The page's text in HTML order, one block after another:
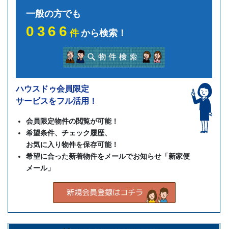
一般の方でも
0366件から検索！
ハウスドゥ会員限定
サービスをフル活用！
会員限定物件の閲覧が可能！
希望条件、チェック履歴、
お気に入り物件を保存可能！
希望に合った新着物件をメールでお知らせ「新家便
メール」